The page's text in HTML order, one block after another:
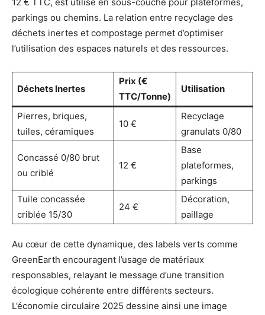
parkings ou chemins. La relation entre recyclage des
déchets inertes et compostage permet d’optimiser
l’utilisation des espaces naturels et des ressources.
Déchets Inertes
Prix (€
TTC/Tonne)
Utilisation
Pierres, briques,
tuiles, céramiques
10 €
Recyclage
granulats 0/80
Concassé 0/80 brut
ou criblé
12 €
Base
plateformes,
parkings
Tuile concassée
criblée 15/30
24 €
Décoration,
paillage
Au cœur de cette dynamique, des labels verts comme
GreenEarth encouragent l’usage de matériaux
responsables, relayant le message d’une transition
écologique cohérente entre différents secteurs.
L’économie circulaire 2025 dessine ainsi une image